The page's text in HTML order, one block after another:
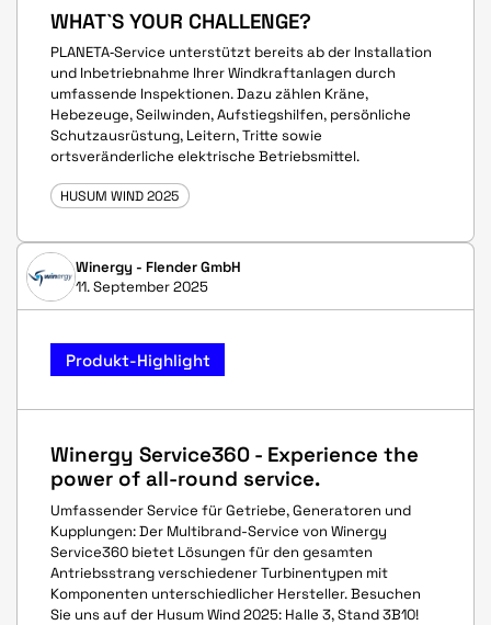
WHAT`S YOUR CHALLENGE?
PLANETA‑Service unterstützt bereits ab der Installation
und Inbetriebnahme Ihrer Windkraftanlagen durch
umfassende Inspektionen. Dazu zählen Kräne,
Hebezeuge, Seilwinden, Aufstiegshilfen, persönliche
Schutzausrüstung, Leitern, Tritte sowie
ortsveränderliche elektrische Betriebsmittel.
HUSUM WIND 2025
Winergy - Flender GmbH
11. September 2025
Produkt-Highlight
Winergy Service360 - Experience the
power of all-round service.
Umfassender Service für Getriebe, Generatoren und
Kupplungen: Der Multibrand-Service von Winergy
Service360 bietet Lösungen für den gesamten
Antriebsstrang verschiedener Turbinentypen mit
Komponenten unterschiedlicher Hersteller. Besuchen
Sie uns auf der Husum Wind 2025: Halle 3, Stand 3B10!